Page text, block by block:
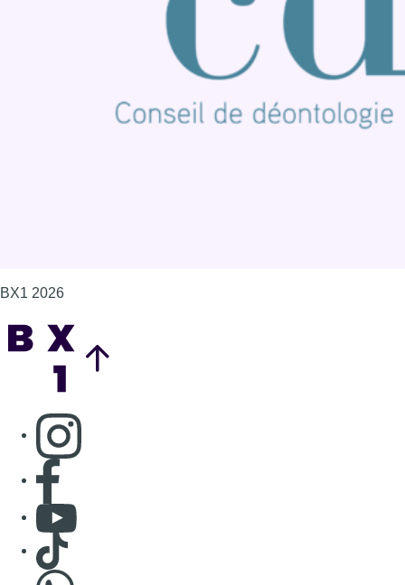
BX1 2026
Consulter page Instagram
Consulter page Facebook
Consulter Youtube
Consulter TikTok